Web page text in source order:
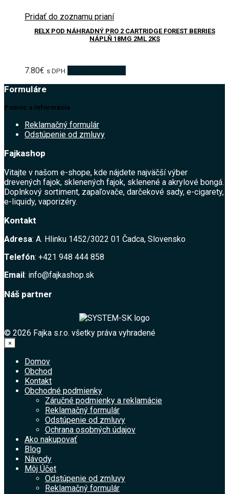
Pridať do zoznamu prianí
RELX POD NÁHRADNÝ PRO 2 CARTRIDGE FOREST BERRIES
NÁPLŇ 18MG 2ML 2KS
7.80€ s DPH
Formuláre
Pomoc a informácie
Reklamačný formulár
Odstúpenie od zmluvy
Fajkashop
Vitajte v našom e-shope, kde nájdete najväčší výber
drevených fajok, sklenených fajok, sklenené a akrylové bongá.
Doplnkový sortiment, zapaľovače, darčekové sady, e-cigarety,
e-liquidy, vaporizéry.
Kontakt
Adresa: A. Hlinku 1452/3022 01 Čadca, Slovensko
Telefón: +421 948 444 858
Email : info@fajkashop.sk
Náš partner
© 2026 Fajka s.r.o. všetky práva vyhradené
×
Domov
Obchod
Kontakt
Obchodné podmienky
Záručné podmienky a reklamácie
Reklamačný formulár
Odstúpenie od zmluvy
Ochrana osobných údajov
Ako nakupovať
Blog
Návody
Môj Účet
Odstúpenie od zmluvy
Reklamačný formulár